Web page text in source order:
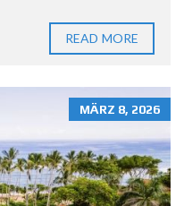
READ MORE
MÄRZ 8, 2026